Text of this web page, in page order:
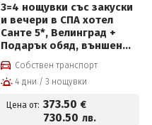
3=4 нощувки със закуски
и вечери в СПА хотел
Санте 5*, Велинград +
Подарък обяд, външен
басейн, детска анимация
и СПА център на цени от
373.50 € на човек
Собствен транспорт
4 дни / 3 нощувки
Цена от: 373.50 €
730.50 лв.